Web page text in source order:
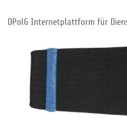
DPolG Internetplattform für